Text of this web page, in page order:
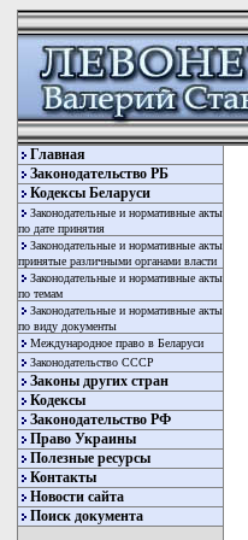
Главная
Законодательство РБ
Кодексы Беларуси
Законодательные и нормативные акты
по дате принятия
Законодательные и нормативные акты
принятые различными органами власти
Законодательные и нормативные акты
по темам
Законодательные и нормативные акты
по виду документы
Международное право в Беларуси
Законодательство СССР
Законы других стран
Кодексы
Законодательство РФ
Право Украины
Полезные ресурсы
Контакты
Новости сайта
Поиск документа